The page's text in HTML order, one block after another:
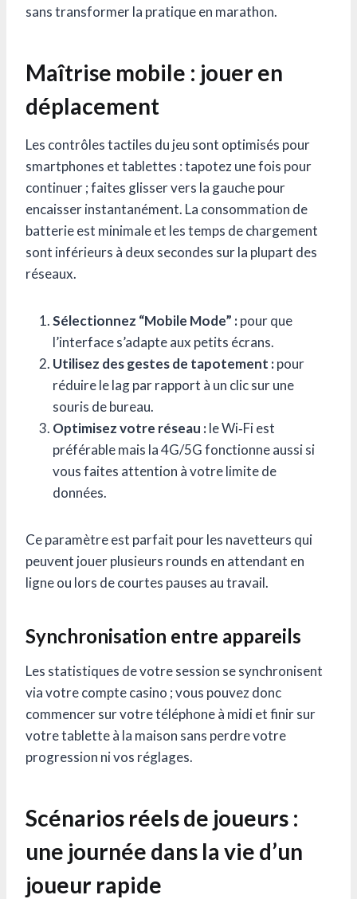
sans transformer la pratique en marathon.
Maîtrise mobile : jouer en
déplacement
Les contrôles tactiles du jeu sont optimisés pour
smartphones et tablettes : tapotez une fois pour
continuer ; faites glisser vers la gauche pour
encaisser instantanément. La consommation de
batterie est minimale et les temps de chargement
sont inférieurs à deux secondes sur la plupart des
réseaux.
Sélectionnez “Mobile Mode” :pour que
l’interface s’adapte aux petits écrans.
Utilisez des gestes de tapotement :pour
réduire le lag par rapport à un clic sur une
souris de bureau.
Optimisez votre réseau :le Wi‑Fi est
préférable mais la 4G/5G fonctionne aussi si
vous faites attention à votre limite de
données.
Ce paramètre est parfait pour les navetteurs qui
peuvent jouer plusieurs rounds en attendant en
ligne ou lors de courtes pauses au travail.
Synchronisation entre appareils
Les statistiques de votre session se synchronisent
via votre compte casino ; vous pouvez donc
commencer sur votre téléphone à midi et finir sur
votre tablette à la maison sans perdre votre
progression ni vos réglages.
Scénarios réels de joueurs :
une journée dans la vie d’un
joueur rapide